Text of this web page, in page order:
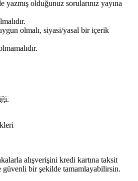
yazmış olduğunuz sorularınız yayına
olmalı, siyasi/yasal bir içerik
alışverişini kredi kartına taksit
güvenli bir şekilde tamamlayabilirsin.